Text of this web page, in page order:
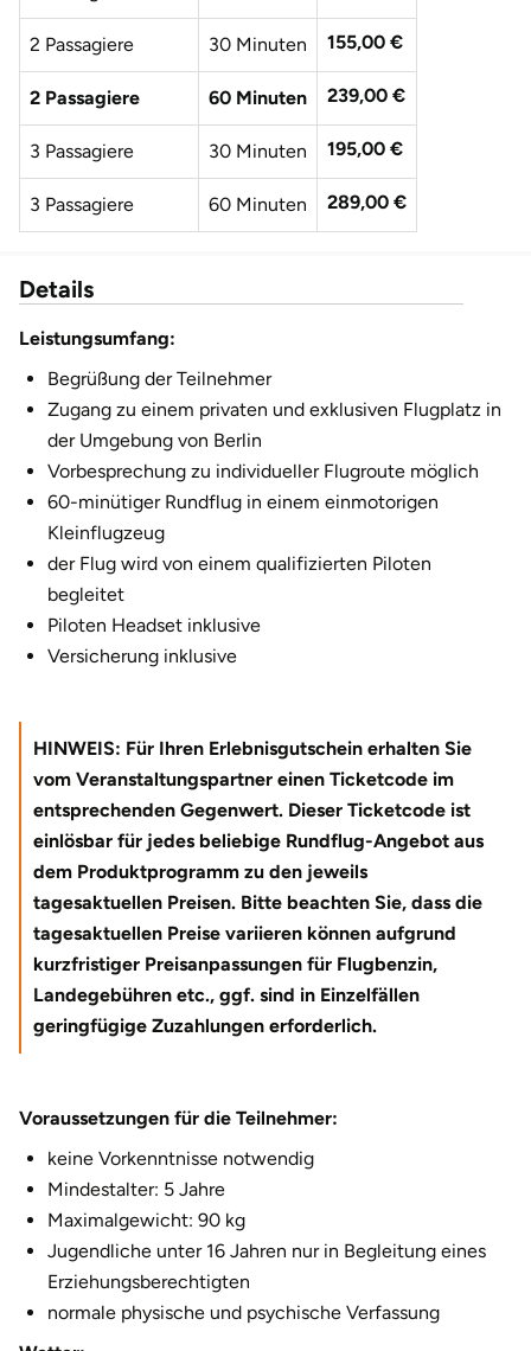
2 Passagiere 30 Minuten 155,00 €
2 Passagiere 60 Minuten 239,00 €
3 Passagiere 30 Minuten 195,00 €
3 Passagiere 60 Minuten 289,00 €
Details
Leistungsumfang:
Begrüßung der Teilnehmer
Zugang zu einem privaten und exklusiven Flugplatz in
der Umgebung von Berlin
Vorbesprechung zu individueller Flugroute möglich
60-minütiger Rundflug in einem einmotorigen
Kleinflugzeug
der Flug wird von einem qualifizierten Piloten
begleitet
Piloten Headset inklusive
Versicherung inklusive
HINWEIS: Für Ihren Erlebnisgutschein erhalten Sie
vom Veranstaltungspartner einen Ticketcode im
entsprechenden Gegenwert. Dieser Ticketcode ist
einlösbar für jedes beliebige Rundflug-Angebot aus
dem Produktprogramm zu den jeweils
tagesaktuellen Preisen. Bitte beachten Sie, dass die
tagesaktuellen Preise variieren können aufgrund
kurzfristiger Preisanpassungen für Flugbenzin,
Landegebühren etc., ggf. sind in Einzelfällen
geringfügige Zuzahlungen erforderlich.
Voraussetzungen für die Teilnehmer:
keine Vorkenntnisse notwendig
Mindestalter: 5 Jahre
Maximalgewicht: 90 kg
Jugendliche unter 16 Jahren nur in Begleitung eines
Erziehungsberechtigten
normale physische und psychische Verfassung
Fürstenfeldbruck
Fürth
Geiselwind
Gelnhausen
Gotha
Göppingen
Görlitz
Halle
Hamburg
Hannover
Heidenheim
Heilbronn
Heldburg
Herzogtum Lauenburg
Homburg
Horb am Neckar